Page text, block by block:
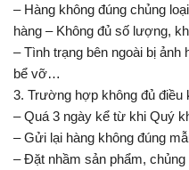
– Hàng không đúng chủng
hàng – Không đủ số lượng,
– Tình trạng bên ngoài bị
bể vỡ…
3. Trường hợp không đủ điều
– Quá 3 ngày kể từ khi Quý
– Gửi lại hàng không đúng
– Đặt nhầm sản phẩm,